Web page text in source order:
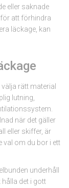
eller saknade
att förhindra
läckage, kan
rätt material
lutning,
när det gäller
eller skiffer, är
val om du bor i ett
underhåll
det i gott